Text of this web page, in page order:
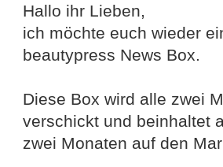
Hallo ihr Lieben,
ich möchte euch wieder
beautypress News Box.
Diese Box wird alle zwei
verschickt und beinhaltet
zwei Monaten auf den